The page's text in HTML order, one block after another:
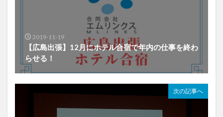
2019-11-19
【広島出張】12月にホテル合宿で年内の仕事を終わ
らせる！
次の記事へ